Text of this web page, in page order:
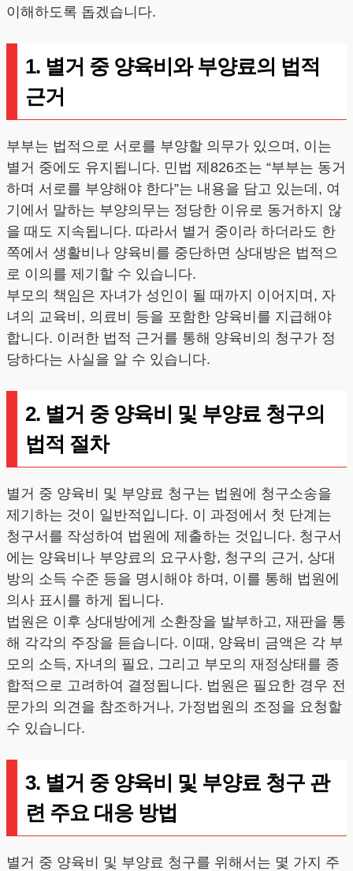
이해하도록 돕겠습니다.
1. 별거 중 양육비와 부양료의 법적
근거
부부는 법적으로 서로를 부양할 의무가 있으며, 이는
별거 중에도 유지됩니다. 민법 제826조는 “부부는 동거
하며 서로를 부양해야 한다”는 내용을 담고 있는데, 여
기에서 말하는 부양의무는 정당한 이유로 동거하지 않
을 때도 지속됩니다. 따라서 별거 중이라 하더라도 한
쪽에서 생활비나 양육비를 중단하면 상대방은 법적으
로 이의를 제기할 수 있습니다.
부모의 책임은 자녀가 성인이 될 때까지 이어지며, 자
녀의 교육비, 의료비 등을 포함한 양육비를 지급해야
합니다. 이러한 법적 근거를 통해 양육비의 청구가 정
당하다는 사실을 알 수 있습니다.
2. 별거 중 양육비 및 부양료 청구의
법적 절차
별거 중 양육비 및 부양료 청구는 법원에 청구소송을
제기하는 것이 일반적입니다. 이 과정에서 첫 단계는
청구서를 작성하여 법원에 제출하는 것입니다. 청구서
에는 양육비나 부양료의 요구사항, 청구의 근거, 상대
방의 소득 수준 등을 명시해야 하며, 이를 통해 법원에
의사 표시를 하게 됩니다.
법원은 이후 상대방에게 소환장을 발부하고, 재판을 통
해 각각의 주장을 듣습니다. 이때, 양육비 금액은 각 부
모의 소득, 자녀의 필요, 그리고 부모의 재정상태를 종
합적으로 고려하여 결정됩니다. 법원은 필요한 경우 전
문가의 의견을 참조하거나, 가정법원의 조정을 요청할
수 있습니다.
3. 별거 중 양육비 및 부양료 청구 관
련 주요 대응 방법
별거 중 양육비 및 부양료 청구를 위해서는 몇 가지 주